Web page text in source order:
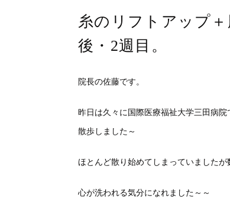
糸のリフトアップ
後・2週目。
院長の佐藤です。
昨日は久々に国際医療福祉大学三田病
散歩しました～
ほとんど散り始めてしまっていました
心が洗われる気分になれました～～